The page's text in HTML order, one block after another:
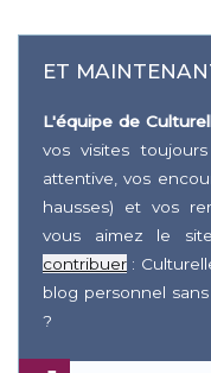
ET
L'équipe de
vos visites
attentive, vos
hausses) et vos
vous aimez le
contribuer :
blog personnel
?